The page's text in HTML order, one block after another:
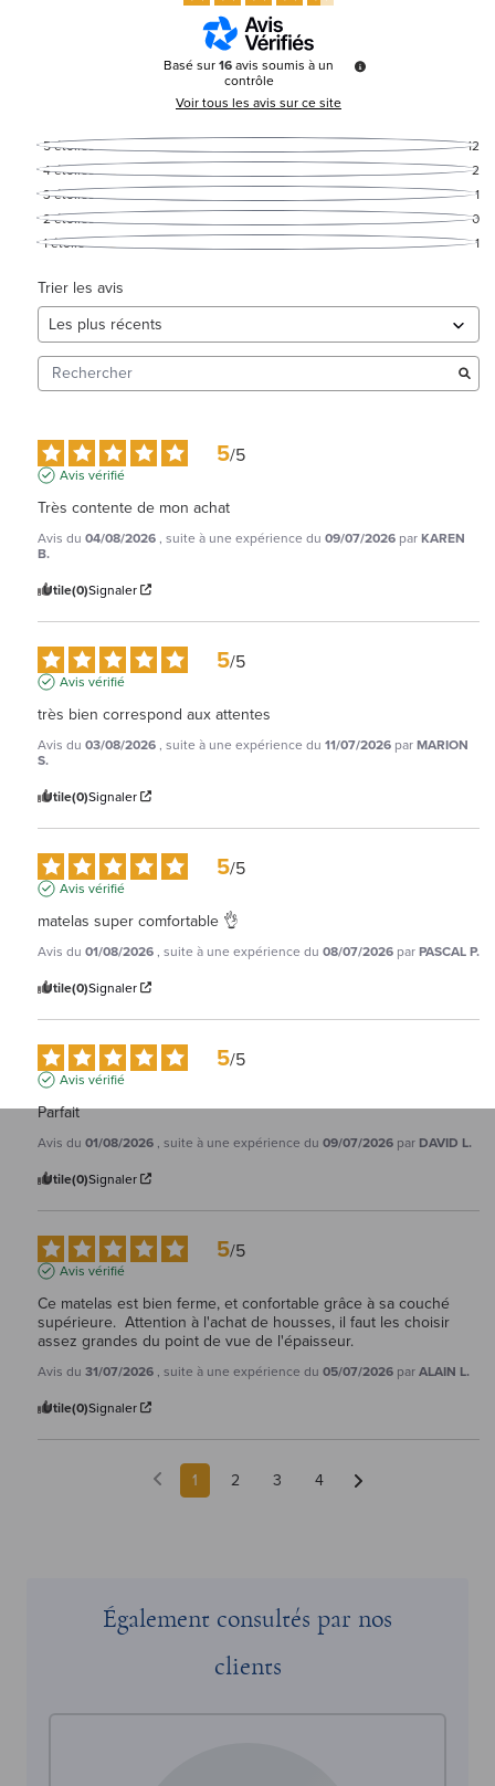
Basé sur16avis soumis à un
contrôle
Voir tous les avis sur ce site
5étoiles
12
4étoiles
2
3étoiles
1
2étoiles
0
1étoile 1
Trier les avis
5/5
Avis vérifié
Très contente de mon achat
Avis du 04/08/2026, suite à une expérience du 09/07/2026 parKAREN
B.
Utile(0)Signaler
5/5
Avis vérifié
très bien correspond aux attentes
Avis du 03/08/2026, suite à une expérience du 11/07/2026 parMARION
S.
Utile(0)Signaler
5/5
Avis vérifié
matelas super comfortable 👌
Avis du 01/08/2026, suite à une expérience du 08/07/2026 parPASCAL P.
Utile(0)Signaler
5/5
Avis vérifié
Parfait
Avis du 01/08/2026 , suite à une expérience du 09/07/2026 par DAVID L.
Utile(0)Signaler
5/5
Avis vérifié
Ce matelas est bien ferme, et confortable grâce à sa couché
supérieure.  Attention à l'achat de housses, il faut les choisir
assez grandes du point de vue de l'épaisseur.
Avis du 31/07/2026 , suite à une expérience du 05/07/2026 parALAIN L.
Utile(0)Signaler
1 2 3 4
Également consultés par nos
clients